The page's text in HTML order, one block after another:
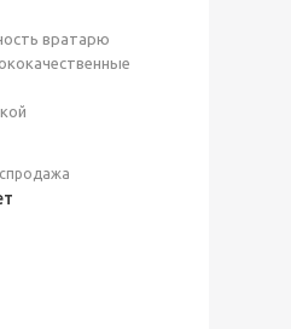
вратарю